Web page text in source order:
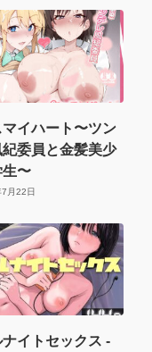
イハート〜ツン
委員と金髪美少
〜
月22日
イトセックス -